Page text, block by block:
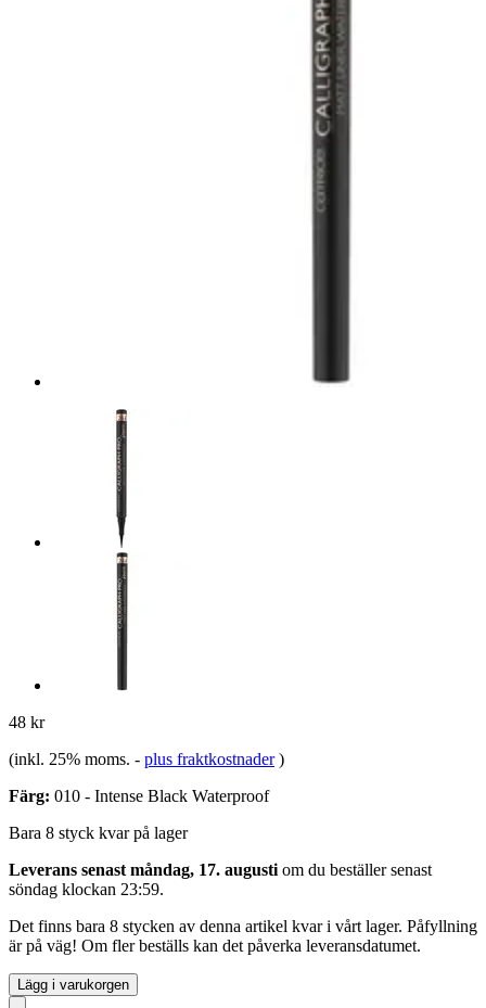
48 kr
(inkl. 25% moms. - plus fraktkostnader )
Färg: 010 - Intense Black Waterproof
Bara 8 styck kvar på lager
Leverans senast måndag, 17. augusti om du beställer senast
söndag klockan 23:59.
Det finns bara 8 stycken av denna artikel kvar i vårt lager. Påfyllning
är på väg! Om fler beställs kan det påverka leveransdatumet.
Lägg i varukorgen